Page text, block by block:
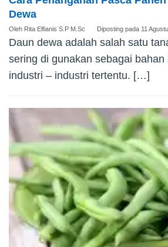
Dewa
Oleh Rita Elfianis S.P M.Sc Diposting pada 11
Daun dewa adalah salah satu
sering di gunakan sebagai bahan
industri – industri tertentu. […]